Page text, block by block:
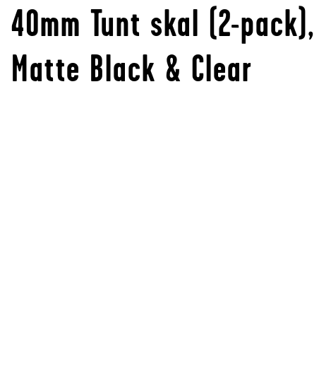
40mm Tunt skal (2-pack),
Matte Black & Clear